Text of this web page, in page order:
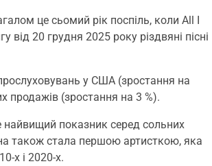
це сьомий рік поспіль, коли All I
20 грудня 2025 року різдвяні пісні
у США (зростання на
продажів (зростання на 3 %).
найвищий показник серед сольних
також стала першою артисткою, яка
х і 2020-х.